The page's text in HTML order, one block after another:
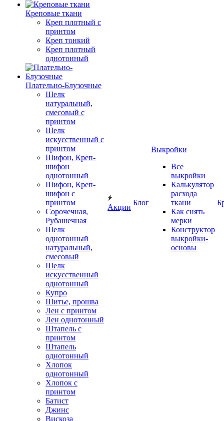
Креповые ткани
Креп плотный с
принтом
Креп тонкий
Креп плотный
однотонный
Плательно-Блузочные
Шелк
натуральный,
смесовый с
принтом
Шелк
искусственный с
принтом
Шифон, Креп-
шифон
однотонный
Шифон, Креп-
шифон с
принтом
Сорочечная,
Рубашечная
Шелк
однотонный
натуральный,
смесовый
Шелк
искусственный
однотонный
Купро
Шитье, прошва
Лен с принтом
Лен однотонный
Штапель с
принтом
Штапель
однотонный
Хлопок
однотонный
Хлопок с
принтом
Батист
Джинс
Вискоза
Акции
Блог
Выкройки
Все
выкройки
Калькулятор
расхода
ткани
Как снять
мерки
Конструктор
выкройки-
основы